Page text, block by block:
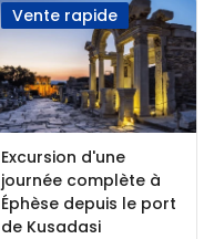
Vente rapide
Excursion d'une
journée complète à
Éphèse depuis le port
de Kusadasi